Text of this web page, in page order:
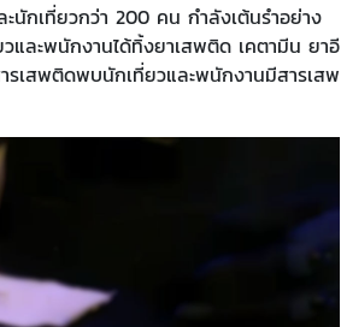
นักเที่ยวกว่า 200 คน กำลังเต้นรำอย่าง
และพนักงานได้ทิ้งยาเสพติด เคตามีน ยาอี
รเสพติดพบนักเที่ยวและพนักงานมีสารเสพ